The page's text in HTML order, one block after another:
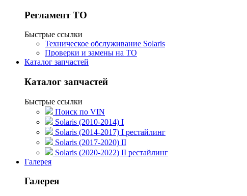
Регламент ТО
Быстрые ссылки
Техническое обслуживание Solaris
Проверки и замены на ТО
Каталог запчастей
Каталог запчастей
Быстрые ссылки
Поиск по VIN
Solaris (2010-2014) I
Solaris (2014-2017) I рестайлинг
Solaris (2017-2020) II
Solaris (2020-2022) II рестайлинг
Галерея
Галерея